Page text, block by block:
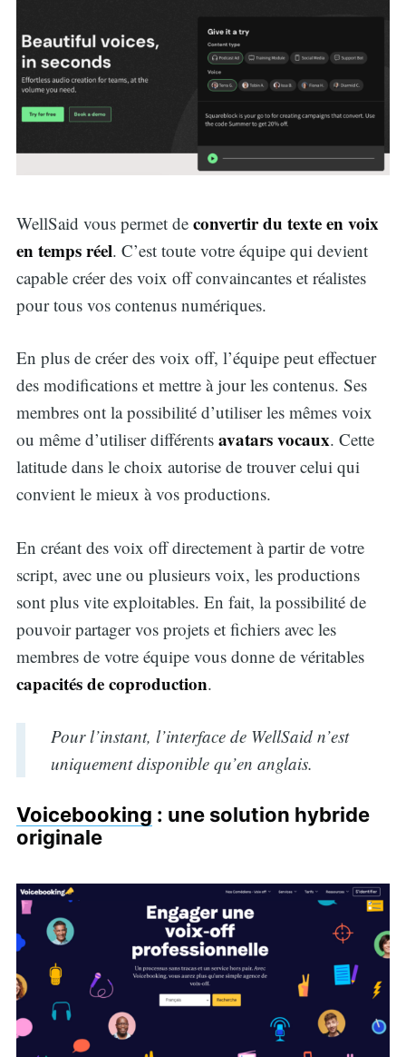
WellSaid vous permet de convertir du texte en voix
en temps réel. C’est toute votre équipe qui devient
capable créer des voix off convaincantes et réalistes
pour tous vos contenus numériques.
En plus de créer des voix off, l’équipe peut effectuer
des modifications et mettre à jour les contenus. Ses
membres ont la possibilité d’utiliser les mêmes voix
ou même d’utiliser différents avatars vocaux. Cette
latitude dans le choix autorise de trouver celui qui
convient le mieux à vos productions.
En créant des voix off directement à partir de votre
script, avec une ou plusieurs voix, les productions
sont plus vite exploitables. En fait, la possibilité de
pouvoir partager vos projets et fichiers avec les
membres de votre équipe vous donne de véritables
capacités de coproduction.
Pour l’instant, l’interface de WellSaid n’est
uniquement disponible qu’en anglais.
Voicebooking : une solution hybride
originale